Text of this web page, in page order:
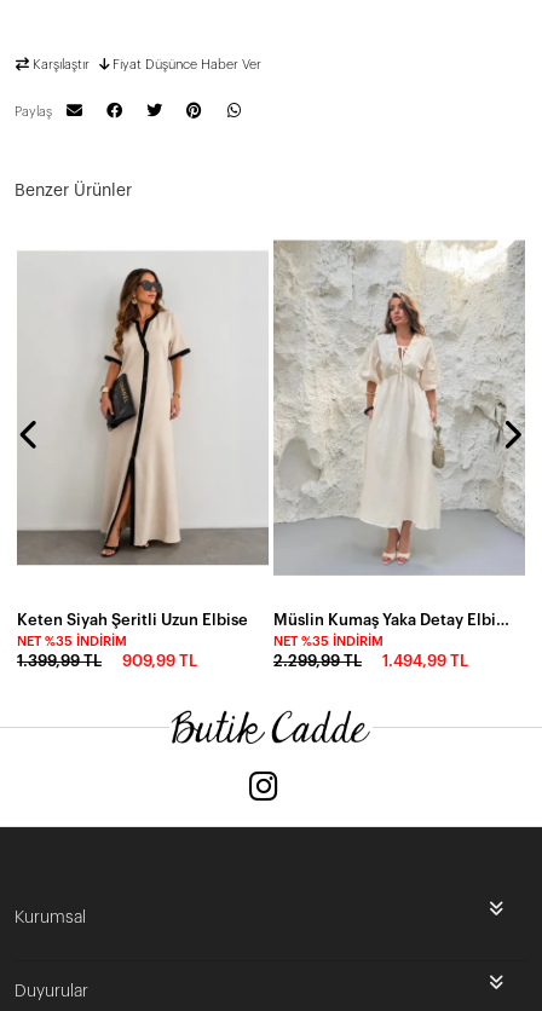
Karşılaştır Fiyat Düşünce Haber Ver
Paylaş
Benzer Ürünler
Keten Siyah Şeritli Uzun Elbise
NET %35 İNDIRIM
1.399,99 TL 909,99 TL
Müslin Kumaş Yaka Detay Elbise Ekru
NET %35 İNDIRIM
2.299,99 TL 1.494,99 TL
Kurumsal
Duyurular